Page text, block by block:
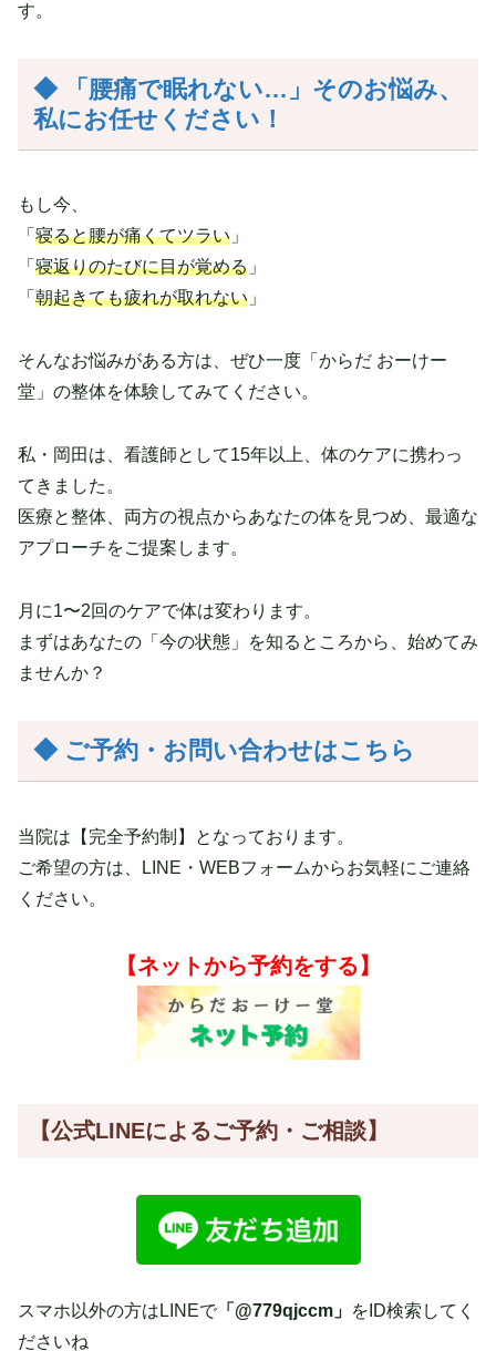
す。
◆ 「腰痛で眠れない…」そのお悩み、
私にお任せください！
もし今、
「 寝ると腰が痛くてツラい 」
「 寝返りのたびに目が覚める 」
「 朝起きても疲れが取れない 」
そんなお悩みがある方は、ぜひ一度「からだ おーけー
堂」の整体を体験してみてください。
私・岡田は、看護師として15年以上、体のケアに携わっ
てきました。
医療と整体、両方の視点からあなたの体を見つめ、最適な
アプローチをご提案します。
月に1〜2回のケアで体は変わります。
まずはあなたの「今の状態」を知るところから、始めてみ
ませんか？
◆ ご予約・お問い合わせはこちら
当院は【完全予約制】となっております。
ご希望の方は、LINE・WEBフォームからお気軽にご連絡
ください。
【ネットから予約をする】
【公式LINEによるご予約・ご相談】
スマホ以外の方はLINEで「@779qjccm」 をID検索してく
ださいね